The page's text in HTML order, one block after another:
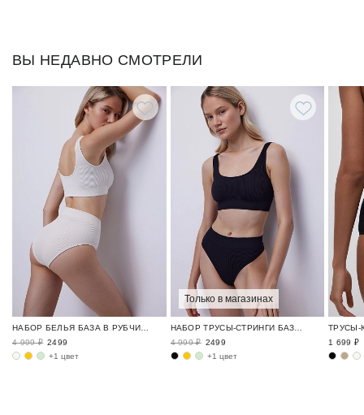
ВЫ НЕДАВНО СМОТРЕЛИ
НАБОР БЕЛЬЯ БАЗА В РУБЧИК / RIBBED BASE
4 999 ₽ 2499
+1 цвет
Только в магазинах
НАБОР ТРУСЫ-СТРИНГИ БАЗА В РУБЧИК / RIBBED BASE
4 999 ₽ 2499
+1 цвет
1 699 ₽